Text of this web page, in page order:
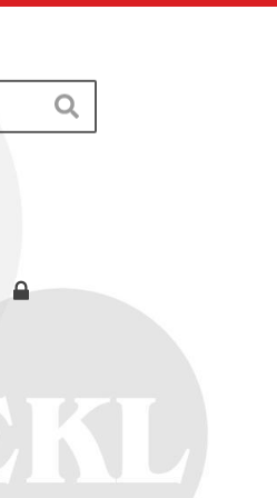
Hae